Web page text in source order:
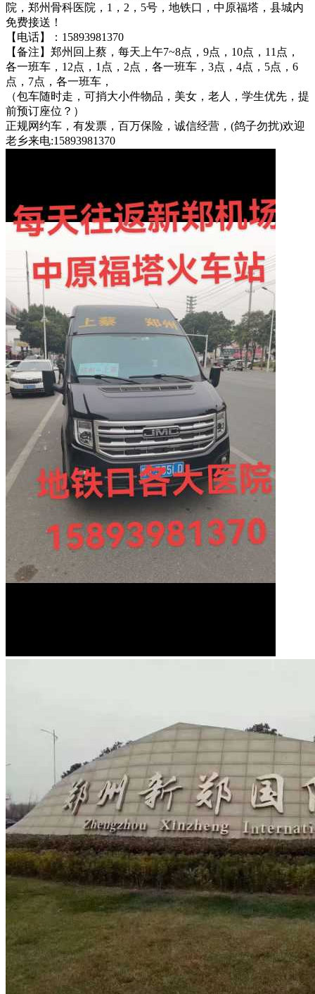
院，郑州骨科医院，1，2，5号，地铁口，中原福塔，县城内
免费接送！
【电话】：15893981370
【备注】郑州回上蔡，每天上午7~8点，9点，10点，11点，
各一班车，12点，1点，2点，各一班车，3点，4点，5点，6
点，7点，各一班车，
（包车随时走，可捎大小件物品，美女，老人，学生优先，提
前预订座位？）
正规网约车，有发票，百万保险，诚信经营，(鸽子勿扰)欢迎
老乡来电:15893981370